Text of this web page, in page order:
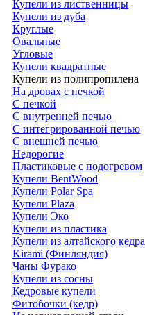
Купели из лиственницы
Купели из дуба
Круглые
Овальные
Угловые
Купели квадратные
Купели из полипропилена
На дровах с печкой
С печкой
С внутренней печью
С интегрированной печью
С внешней печью
Недорогие
Пластиковые с подогревом
Купели BentWood
Купели Polar Spa
Купели Plaza
Купели Эко
Купели из пластика
Купели из алтайского кедра
Kirami (Финляндия)
Чаны Фурако
Купели из сосны
Кедровые купели
Фитобочки (кедр)